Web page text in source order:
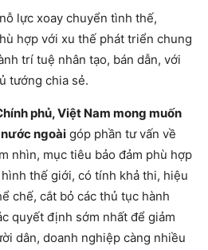
lực xoay chuyển tình thế,
hợp với xu thế phát triển chung
trí tuệ nhân tạo, bán dẫn, với
tướng chia sẻ.
phủ, Việt Nam mong muốn
ngoài góp phần tư vấn về
nhìn, mục tiêu bảo đảm phù hợp
thế giới, có tính khả thi, hiệu
chế, cắt bỏ các thủ tục hành
quyết định sớm nhất để giảm
dân, doanh nghiệp càng nhiều